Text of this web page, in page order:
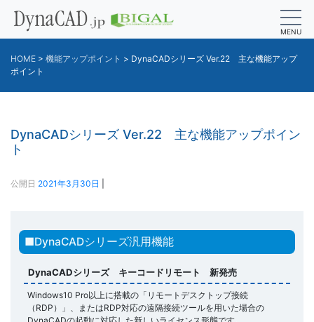
MENU
HOME > 機能アップポイント > DynaCADシリーズ Ver.22 主な機能アップ
ポイント
DynaCADシリーズ Ver.22 主な機能アップポイン
ト
公開日 2021年3月30日
■DynaCADシリーズ汎用機能
DynaCADシリーズ キーコードリモート 新発売
Windows10 Pro以上に搭載の「リモートデスクトップ接続
（RDP）」、またはRDP対応の遠隔接続ツールを用いた場合の